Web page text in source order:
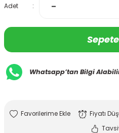
Adet
Whatsapp’tan Bilgi
Fiyatı